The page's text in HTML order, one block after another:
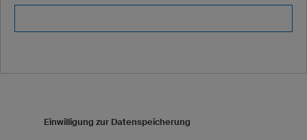
Einwilligung zur Datenspeicherung